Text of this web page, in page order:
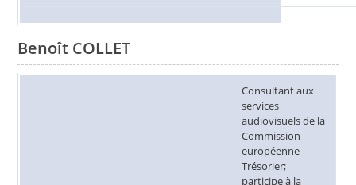
Benoît COLLET
Consultant aux
services
audiovisuels de la
Commission
européenne
Trésorier;
participe à la